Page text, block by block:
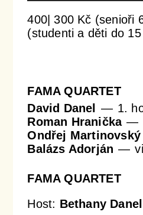
400| 300 Kč (senioři
(studenti a děti do
FAMA QUARTET
David Danel
1.
Roman Hranička
Ondřej Martinovský
Balázs Adorján
FAMA QUARTET
Host: Bethany